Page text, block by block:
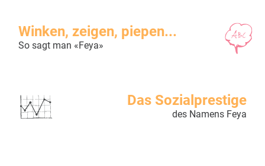
Winken, zeigen, piepen...
So sagt man «Feya»
Das Sozialprestige
des Namens Feya